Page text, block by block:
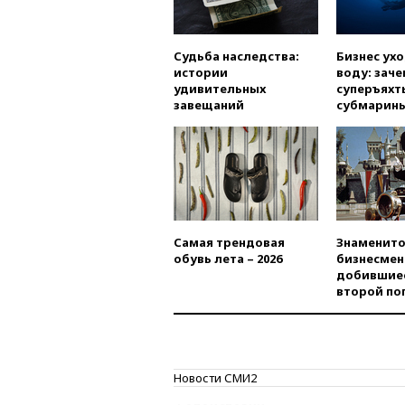
Судьба наследства:
истории
удивительных
завещаний
Бизнес
воду:
Самая трендовая
обувь лета – 2026
второй
Новости СМИ2